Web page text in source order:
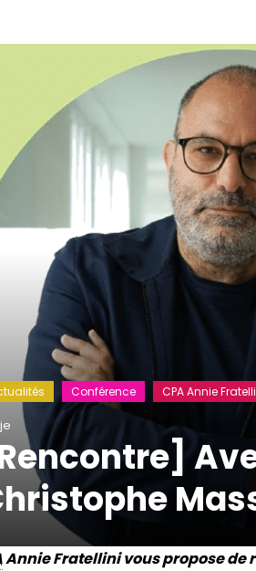
Conférence CPA Annie
Annie Fratellini vous propose